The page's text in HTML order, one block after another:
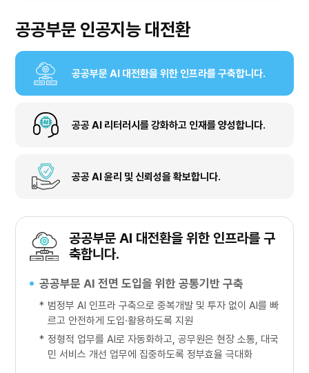
공공부문 인공지능 대전환
공공부문 AI 대전환을 위한 인프라를 구축합니다.
공공 AI 리터러시를 강화하고 인재를 양성합니다.
공공 AI 윤리 및 신뢰성을 확보합니다.
공공부문 AI 대전환을 위한 인프라를 구
축합니다.
공공부문 AI 전면 도입을 위한 공통기반 구축
* 범정부 AI 인프라 구축으로 중복개발 및 투자 없이 AI를 빠
르고 안전하게 도입·활용하도록 지원
* 정형적 업무를 AI로 자동화하고, 공무원은 현장 소통, 대국
민 서비스 개선 업무에 집중하도록 정부효율 극대화